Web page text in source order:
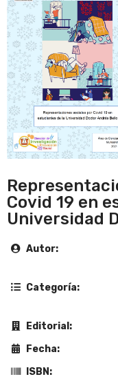
Covid 19 en
Universidad
Autor:
Categoría:
Editorial:
Fecha:
ISBN: